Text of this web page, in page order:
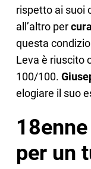
rispetto ai suoi
all’altro per
questa
Leva è riuscito
100/100.
elogiare il suo
per un